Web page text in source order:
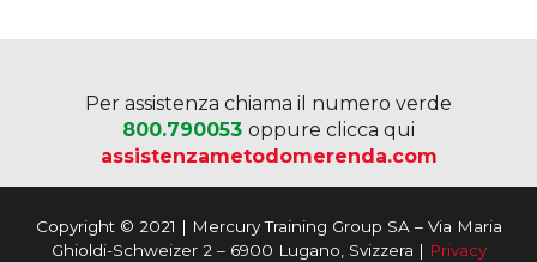
Per assistenza chiama il numero verde
800.790053 oppure clicca qui
assistenzametodomerenda.com
Copyright © 2021 | Mercury Training Group SA – Via Maria
Ghioldi-Schweizer 2 – 6900 Lugano, Svizzera | Privacy